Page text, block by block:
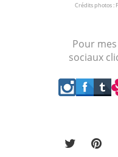
Crédits photos :
Pour
sociaux